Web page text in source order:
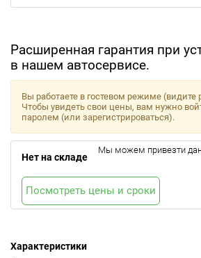
Расширенная гарантия при
в нашем автосервисе.
Характеристики
Вы работаете в гостевом режиме
Чтобы увидеть свои цены, вам нужно
паролем (или зарегистрироваться).
Нет на складе
Мы можем привезти
Посмотреть цены и сроки